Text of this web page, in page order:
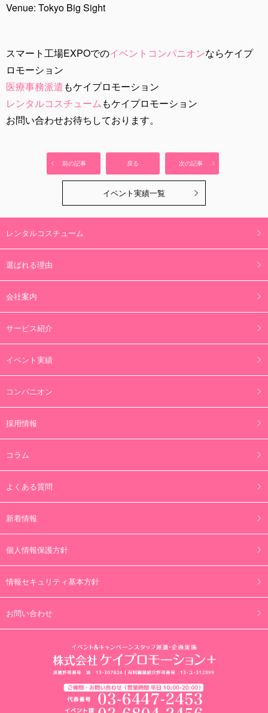
Venue: Tokyo Big Sight
スマート工場EXPOでのイベントコンパニオンならケイプ
ロモーション
医療事務派遣もケイプロモーション
レンタルコスチュームもケイプロモーション
お問い合わせお待ちしております。
前の記事 戻る 次の記事
イベント実績一覧
レンタルコスチューム
選ばれる理由
会社案内
サービス紹介
イベント実績
コンパニオン
採用情報
コラム
よくある質問
新着情報
個人情報保護方針
情報セキュリティ基本方針
お問い合わせ